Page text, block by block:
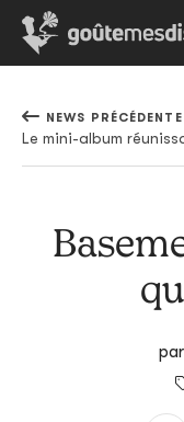
NEWS PRÉCÉDENTE
par